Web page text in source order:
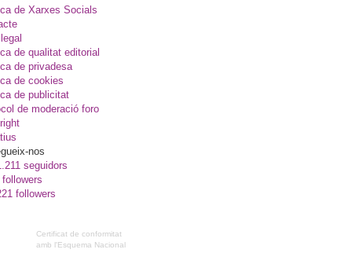
de Xarxes Socials
de qualitat editorial
de privadesa
de cookies
de publicitat
de moderació foro
nos
seguidors
followers
followers
Certificat de conformitat
amb l'Esquema Nacional